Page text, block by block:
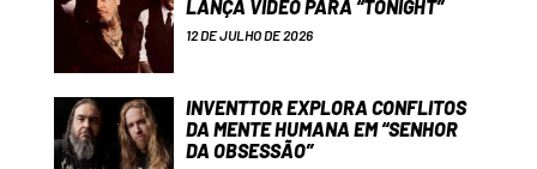
LANÇA VÍDEO PARA “TONIGHT”
12 DE JULHO DE 2026
INVENTTOR EXPLORA CONFLITOS
DA MENTE HUMANA EM “SENHOR
DA OBSESSÃO”